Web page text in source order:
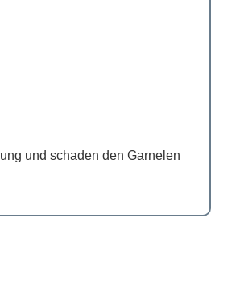
und schaden den Garnelen